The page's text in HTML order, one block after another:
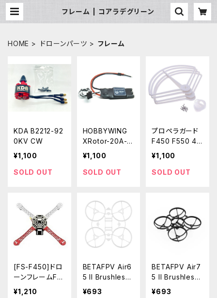
フレーム | コアラデグリーン
HOME ドローンパーツ フレーム
KDA B2212-92
0KV CW
¥1,100
SOLD OUT
HOBBYWING
XRotor-20A-V
1-Asia Edition
¥1,100
SOLD OUT
プロペラガード
F450 F550 4
個
¥1,100
SOLD OUT
[FS-F450]ドロ
ーンフレームF4
50
¥1,210
BETAFPV Air6
5 II Brushless
Whoop Frame
¥693
BETAFPV Air7
5 II Brushless
Whoop Frame
¥693